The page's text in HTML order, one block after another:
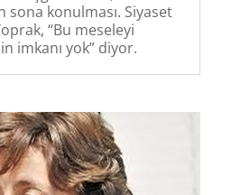
sona konulması. Siyaset
“Bu meseleyi
imkanı yok” diyor.